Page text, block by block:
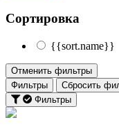
Сортировка
{{sort.name}}
Отменить фильтры
Фильтры
Сбросить
Фильтры